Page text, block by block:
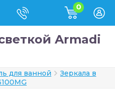
0
Armadi
для ванной
Зеркала в